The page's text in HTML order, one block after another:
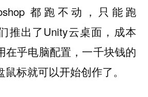
都跑不动，只能跑
推出了Unity云桌面，成本
在乎电脑配置，一千块钱的
标就可以开始创作了。